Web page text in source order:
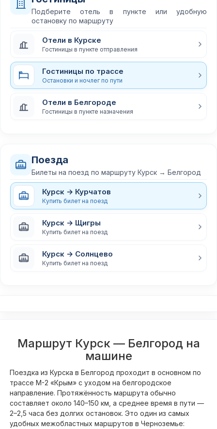
Подберите отель в пункте или удобную
остановку по маршруту
Отели в Курске
Гостиницы в пункте отправления
Гостиницы по трассе
Остановки и ночлег по пути
Отели в Белгороде
Гостиницы в пункте назначения
Поезда
Билеты на поезд по маршруту Курск → Белгород
Курск → Курчатов
Купить билет на поезд
Курск → Щигры
Купить билет на поезд
Курск → Солнцево
Купить билет на поезд
Маршрут Курск — Белгород на
машине
Поездка из Курска в Белгород проходит в основном по
трассе М-2 «Крым» с уходом на белгородское
направление. Протяжённость маршрута обычно
составляет около 140–150 км, а среднее время в пути —
2–2,5 часа без долгих остановок. Это один из самых
удобных межобластных маршрутов в Черноземье: